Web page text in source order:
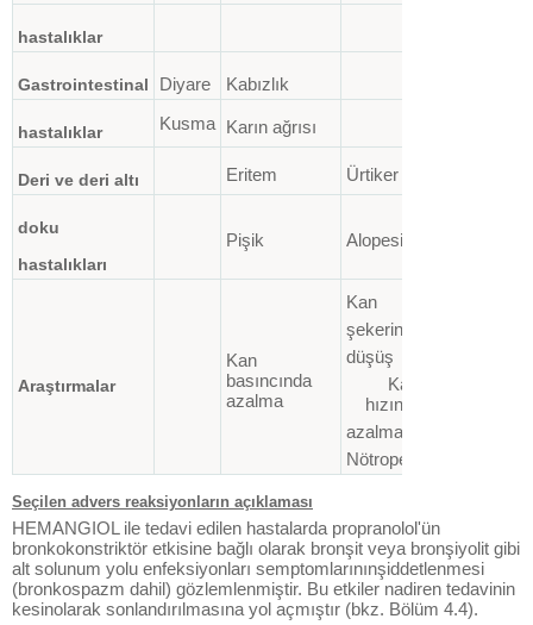
hastalıklar
Gastrointestinal Diyare Kabızlık
hastalıklar Kusma Karın ağrısı
Deri ve deri altı Eritem Ürtiker
doku
hastalıkları
Pişik Alopesi
Araştırmalar
Kan
basıncında
azalma
Kan
şekerinde
düşüş
Kalp
hızında
azalma
Nötropeni
Seçilen advers reaksiyonların açıklaması
HEMANGIOL ile tedavi edilen hastalarda propranolol'ün
bronkokonstriktör etkisine bağlı olarak bronşit veya bronşiyolit gibi
alt solunum yolu enfeksiyonları semptomlarınınşiddetlenmesi
(bronkospazm dahil) gözlemlenmiştir. Bu etkiler nadiren tedavinin
kesinolarak sonlandırılmasına yol açmıştır (bkz. Bölüm 4.4).